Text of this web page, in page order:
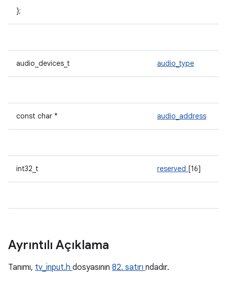
};
audio_devices_t audio_type
const char * audio_address
int32_t reserved [16]
Ayrıntılı Açıklama
Tanımı, tv_input.h dosyasının 82. satırı ndadır.